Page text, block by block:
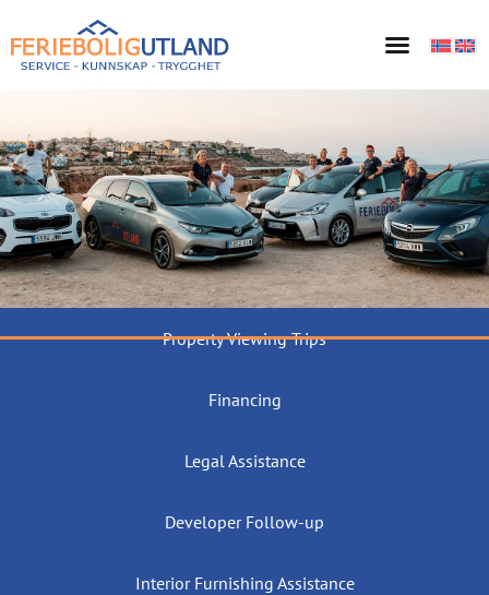
Property Viewing Trips
Financing
Legal Assistance
Developer Follow-up
Interior Furnishing Assistance